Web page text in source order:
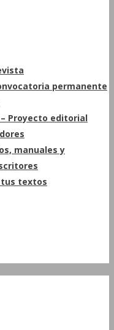
permanente
Proyecto editorial
manuales y
textos